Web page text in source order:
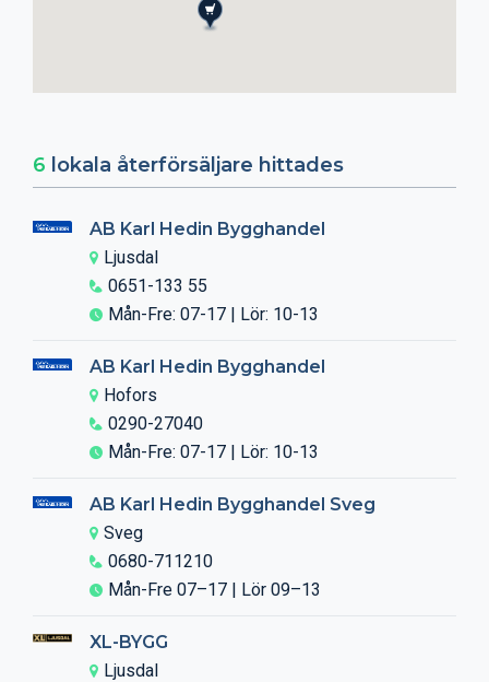
6 lokala återförsäljare hittades
AB Karl Hedin Bygghandel
Ljusdal
0651-133 55
Mån-Fre: 07-17 | Lör: 10-13
AB Karl Hedin Bygghandel
Hofors
0290-27040
Mån-Fre: 07-17 | Lör: 10-13
AB Karl Hedin Bygghandel Sveg
Sveg
0680-711210
Mån-Fre 07–17 | Lör 09–13
XL-BYGG
Ljusdal